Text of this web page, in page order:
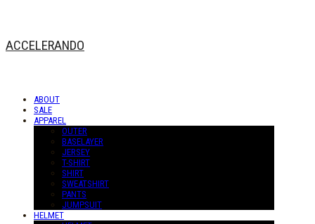
ACCELERANDO
ABOUT
SALE
APPAREL
OUTER
BASELAYER
JERSEY
T-SHIRT
SHIRT
SWEATSHIRT
PANTS
JUMPSUIT
HELMET